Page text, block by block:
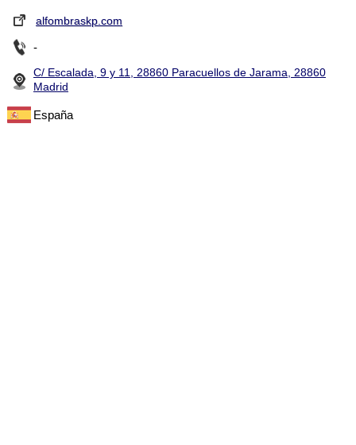
alfombraskp.com
-
C/ Escalada, 9 y 11, 28860 Paracuellos de Jarama, 28860
Madrid
España